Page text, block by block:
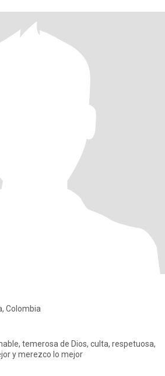
Colombia
temerosa de Dios, culta, respetuosa,
y merezco lo mejor